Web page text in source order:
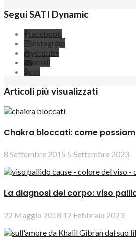
Segui SATI Dynamic
facebook
instagram
youtube
email
rss
Articoli più visualizzati
Chakra bloccati: come
8 Settembre 2015 5 Settembre 2023
La diagnosi del corpo: viso
22 Maggio 2018 12 Febbraio 2023